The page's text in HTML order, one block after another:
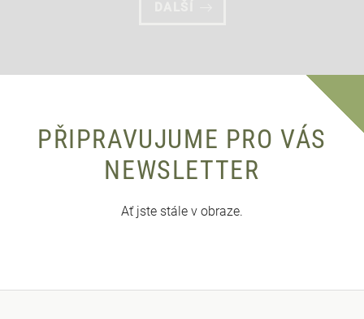
PŘIPRAVUJUME PRO VÁS
NEWSLETTER
Ať jste stále v obraze.